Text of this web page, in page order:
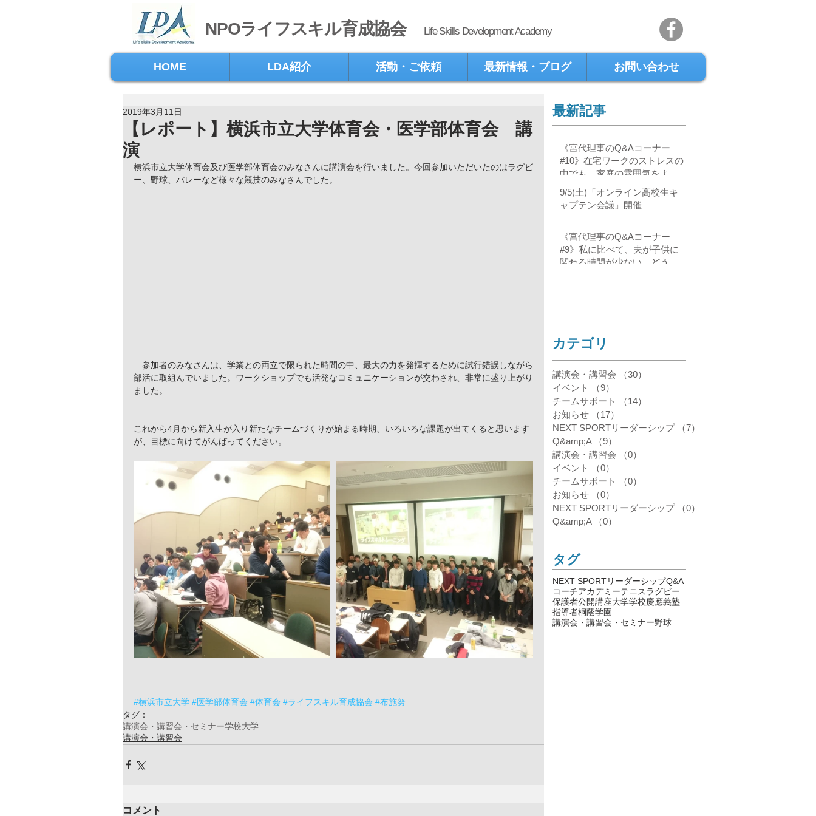
NPOライフスキル育成協会 Life Skills Development Academy
HOME LDA紹介 活動・ご依頼 最新情報・ブログ お問い合わせ
【レポート】横浜市立大学体育会・医学部体育会 講
演
2019年3月11日
横浜市立大学体育会及び医学部体育会のみなさんに講演会を行いました。今回参加いただいたのはラグビ
ー、野球、バレーなど様々な競技のみなさんでした。
参加者のみなさんは、学業との両立で限られた時間の中、最大の力を発揮するために試行錯誤しながら
部活に取組んでいました。ワークショップでも活発なコミュニケーションが交わされ、非常に盛り上がり
ました。
これから4月から新入生が入り新たなチームづくりが始まる時期、いろいろな課題が出てくると思います
が、目標に向けてがんばってください。
#横浜市立大学 #医学部体育会 #体育会 #ライフスキル育成協会 #布施努
タグ：
講演会・講習会・セミナー学校大学
講演会・講習会
コメント
最新記事
《宮代理事のQ&Aコーナー
#10》在宅ワークのストレスの
中でも、家庭の雰囲気をよく
するには？
9/5(土)「オンライン高校生キ
ャプテン会議」開催
《宮代理事のQ&Aコーナー
#9》私に比べて、夫が子供に
関わる時間が少ない。どうし
​カテゴリ
講演会・講習会 （30）
イベント
（9）
チームサポート
（14）
お知らせ
（17）
NEXT SPORTリーダーシップ
（7）
Q&amp;A
（9）
講演会・講習会
（0）
イベント
（0）
チームサポート
（0）
お知らせ
（0）
NEXT SPORTリーダーシップ
（0）
Q&amp;A
（0）
​タグ
NEXT SPORTリーダーシップQ&A
コーチアカデミーテニスラグビー
保護者公開講座大学学校慶應義塾
指導者桐蔭学園
講演会・講習会・セミナー野球